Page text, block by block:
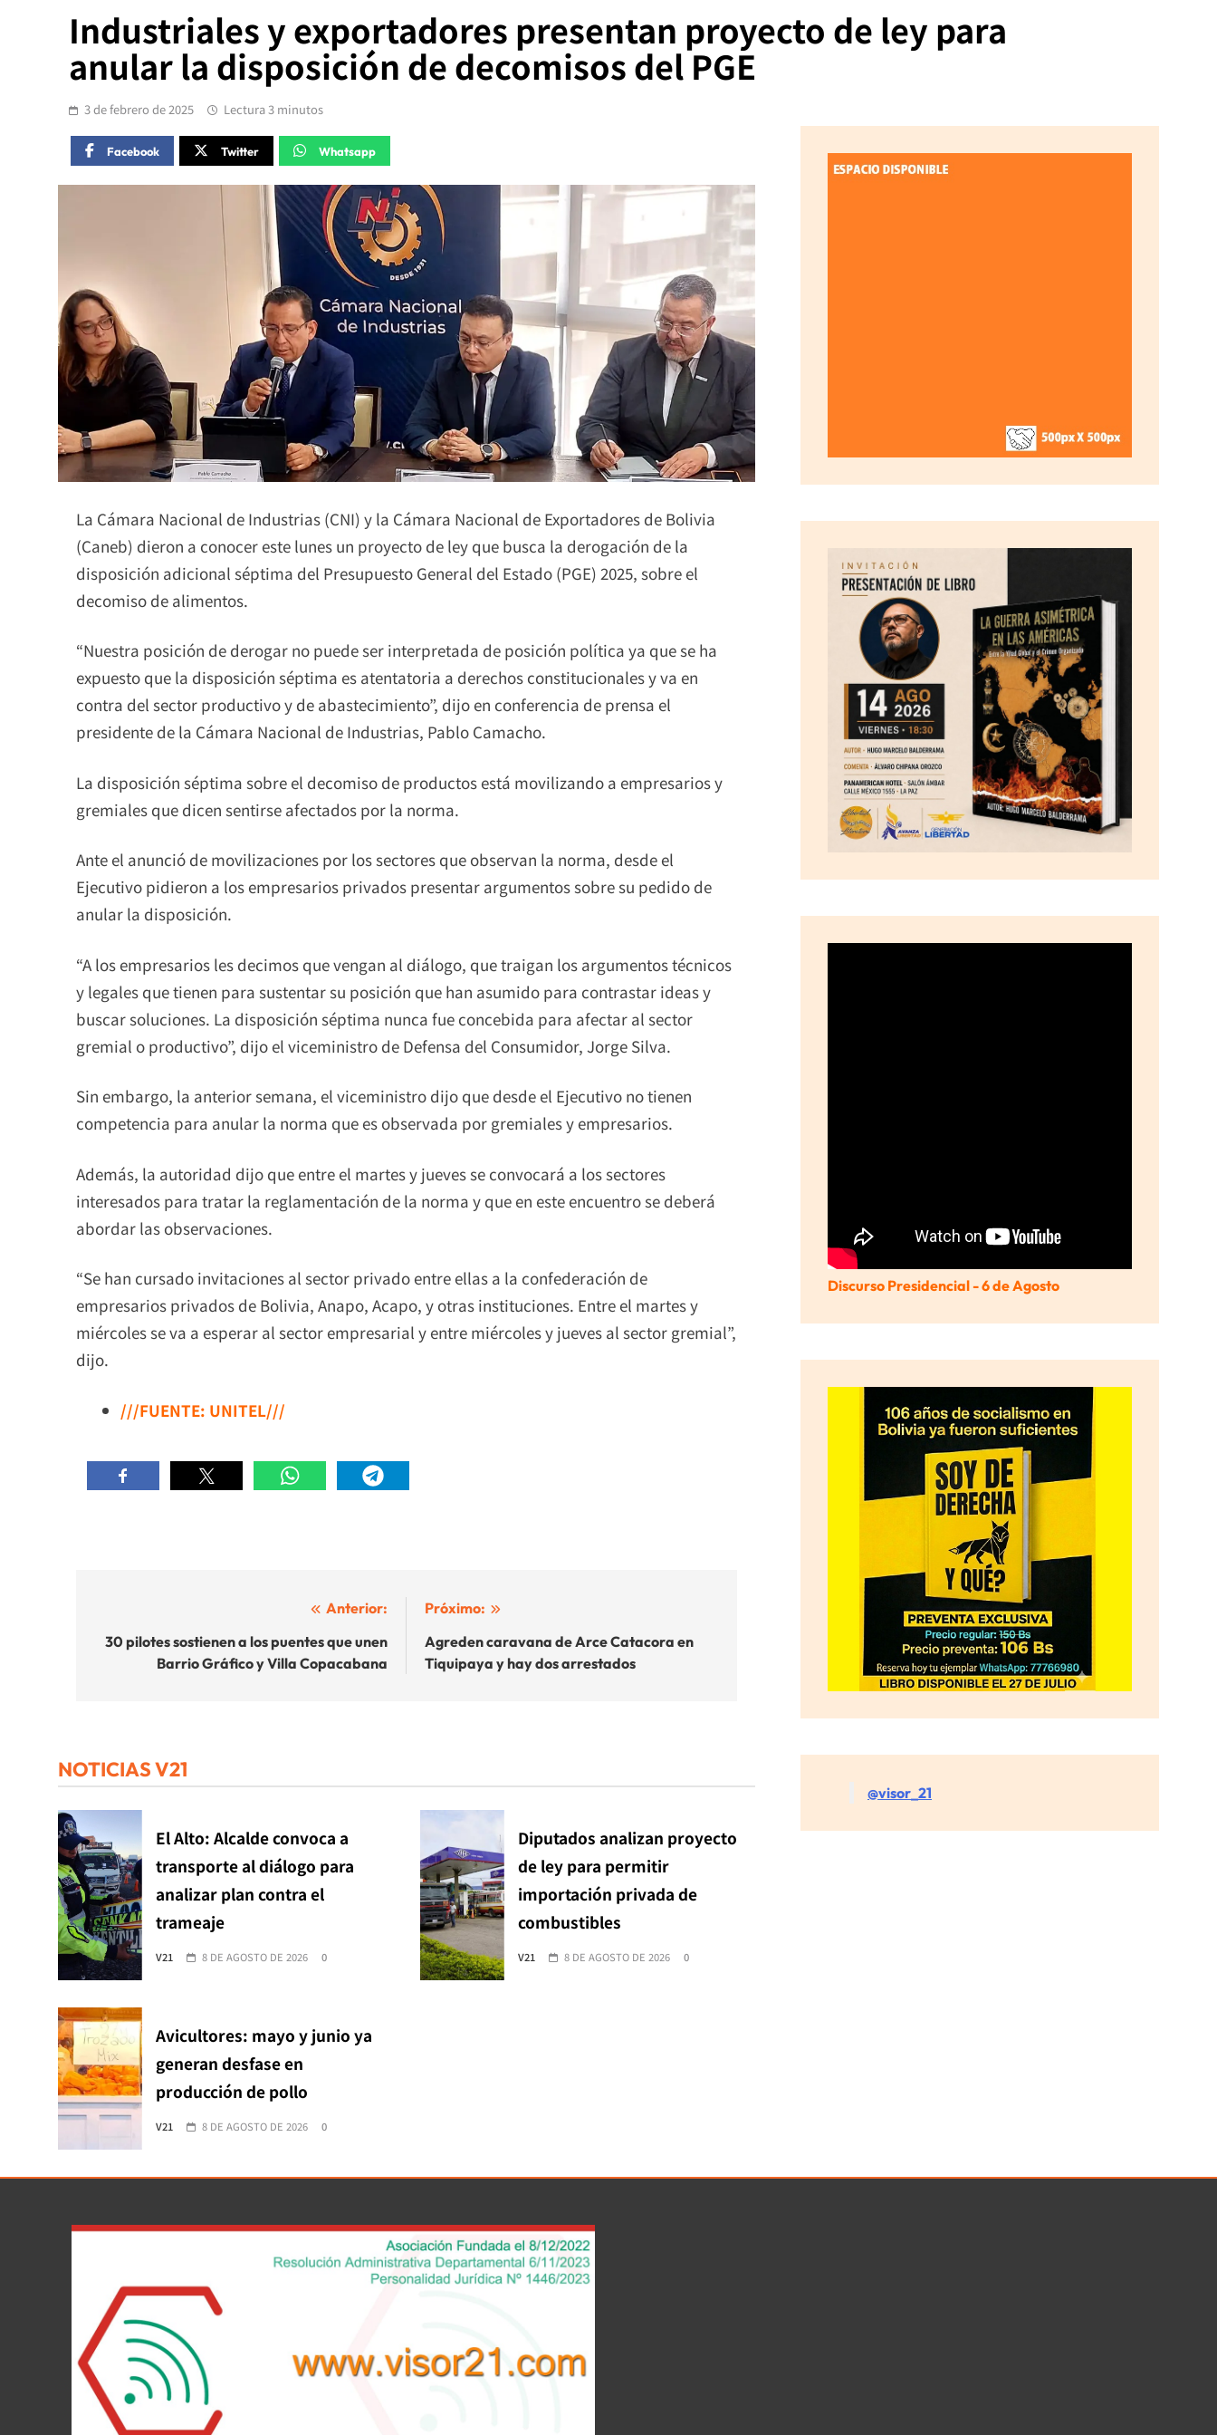
Industriales y exportadores presentan proyecto de ley para
anular la disposición de decomisos del PGE
3 de febrero de 2025 Lectura 3 minutos
Facebook Twitter Whatsapp
La Cámara Nacional de Industrias (CNI) y la Cámara Nacional de Exportadores de Bolivia
(Caneb) dieron a conocer este lunes un proyecto de ley que busca la derogación de la
disposición adicional séptima del Presupuesto General del Estado (PGE) 2025, sobre el
decomiso de alimentos.
“Nuestra posición de derogar no puede ser interpretada de posición política ya que se ha
expuesto que la disposición séptima es atentatoria a derechos constitucionales y va en
contra del sector productivo y de abastecimiento”, dijo en conferencia de prensa el
presidente de la Cámara Nacional de Industrias, Pablo Camacho.
La disposición séptima sobre el decomiso de productos está movilizando a empresarios y
gremiales que dicen sentirse afectados por la norma.
Ante el anunció de movilizaciones por los sectores que observan la norma, desde el
Ejecutivo pidieron a los empresarios privados presentar argumentos sobre su pedido de
anular la disposición.
“A los empresarios les decimos que vengan al diálogo, que traigan los argumentos técnicos
y legales que tienen para sustentar su posición que han asumido para contrastar ideas y
buscar soluciones. La disposición séptima nunca fue concebida para afectar al sector
gremial o productivo”, dijo el viceministro de Defensa del Consumidor, Jorge Silva.
Sin embargo, la anterior semana, el viceministro dijo que desde el Ejecutivo no tienen
competencia para anular la norma que es observada por gremiales y empresarios.
Además, la autoridad dijo que entre el martes y jueves se convocará a los sectores
interesados para tratar la reglamentación de la norma y que en este encuentro se deberá
abordar las observaciones.
“Se han cursado invitaciones al sector privado entre ellas a la confederación de
empresarios privados de Bolivia, Anapo, Acapo, y otras instituciones. Entre el martes y
miércoles se va a esperar al sector empresarial y entre miércoles y jueves al sector gremial”,
dijo.
///FUENTE: UNITEL///
de
entradas
Anterior:
30 pilotes sostienen a los puentes que unen
Barrio Gráfico y Villa Copacabana
Próximo:
Agreden caravana de Arce Catacora en
Tiquipaya y hay dos arrestados
NOTICIAS V21
El Alto: Alcalde convoca a
transporte al diálogo para
analizar plan contra el
trameaje
V21 8 DE AGOSTO DE 2026 0
Diputados analizan proyecto
de ley para permitir
importación privada de
combustibles
V21 8 DE AGOSTO DE 2026 0
Avicultores: mayo y junio ya
generan desfase en
producción de pollo
V21 8 DE AGOSTO DE 2026 0
Discurso Presidencial - 6 de Agosto
@visor_21